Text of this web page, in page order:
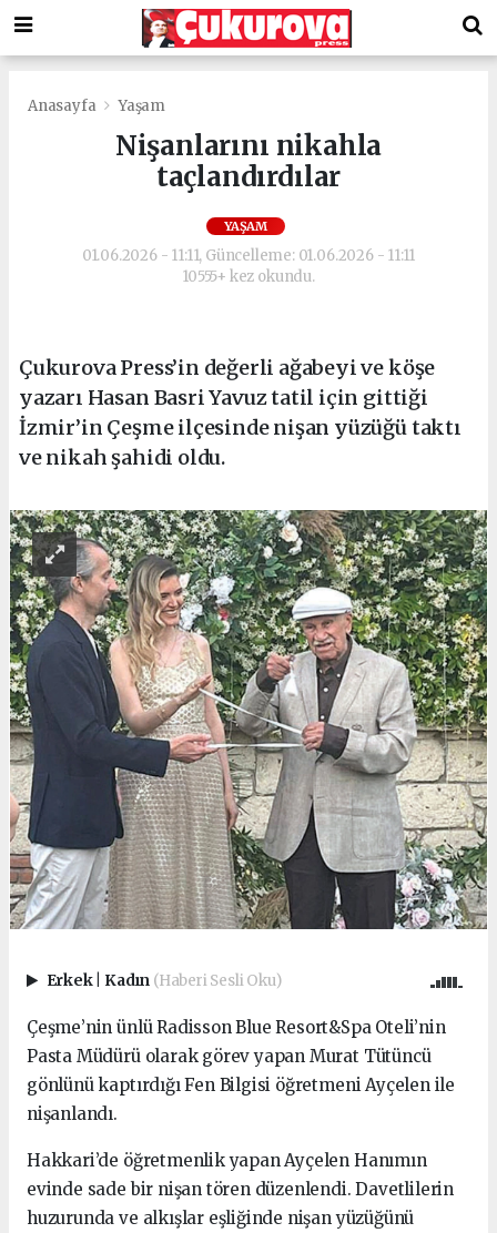
Anasayfa Yaşam
Nişanlarını nikahla
taçlandırdılar
YAŞAM
01.06.2026 - 11:11, Güncelleme: 01.06.2026 - 11:11
10555+ kez okundu.
Çukurova Press’in değerli ağabeyi ve köşe
yazarı Hasan Basri Yavuz tatil için gittiği
İzmir’in Çeşme ilçesinde nişan yüzüğü taktı
ve nikah şahidi oldu.
Erkek Kadın (Haberi Sesli Oku)
Çeşme’nin ünlü Radisson Blue Resort&Spa Oteli’nin
Pasta Müdürü olarak görev yapan Murat Tütüncü
gönlünü kaptırdığı Fen Bilgisi öğretmeni Ayçelen ile
nişanlandı.
Hakkari’de öğretmenlik yapan Ayçelen Hanımın
evinde sade bir nişan tören düzenlendi. Davetlilerin
huzurunda ve alkışlar eşliğinde nişan yüzüğünü